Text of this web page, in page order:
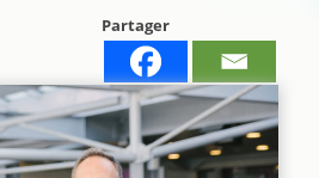
Partager